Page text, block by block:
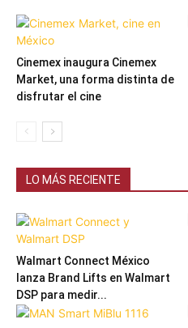
Cinemex inaugura Cinemex
Market, una forma distinta de
disfrutar el cine
LO MÁS RECIENTE
Walmart Connect México
lanza Brand Lifts en Walmart
DSP para medir...